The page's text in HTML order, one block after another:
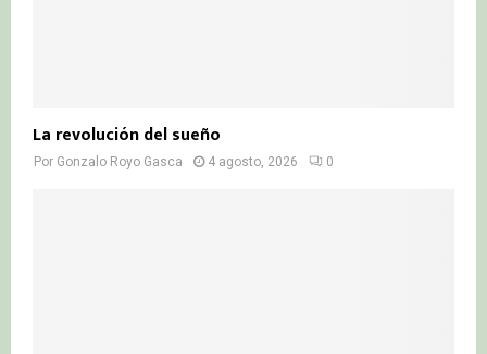
La revolución del sueño
Por Gonzalo Royo Gasca 4 agosto, 2026 0